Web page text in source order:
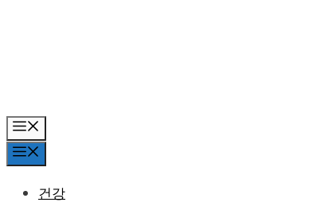
건강